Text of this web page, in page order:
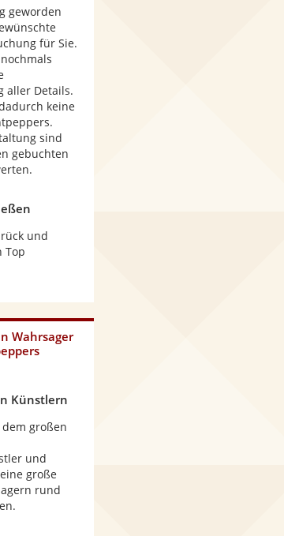
geworden
für Sie.
aller Details.
keine
sind
gebuchten
und
Top
Wahrsager
Künstlern
großen
und
große
rund